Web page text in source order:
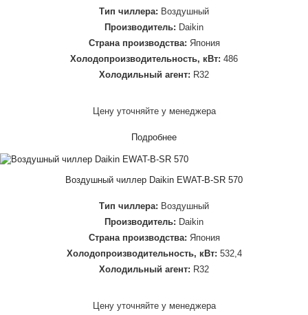
Тип чиллера: Воздушный
Производитель: Daikin
Страна производства: Япония
Холодопроизводительность, кВт: 486
Холодильный агент: R32
Цену уточняйте у менеджера
Подробнее
Воздушный чиллер Daikin EWAT-B-SR 570
Тип чиллера: Воздушный
Производитель: Daikin
Страна производства: Япония
Холодопроизводительность, кВт: 532,4
Холодильный агент: R32
Цену уточняйте у менеджера